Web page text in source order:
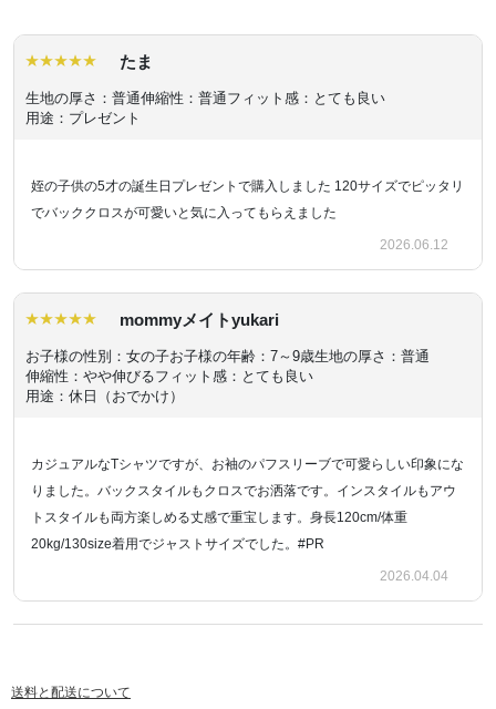
たま
生地の厚さ：普通伸縮性：普通フィット感：とても良い
用途：プレゼント
姪の子供の5才の誕生日プレゼントで購入しました 120サイズでピッタリ
でバッククロスが可愛いと気に入ってもらえました
2026.06.12
mommyメイトyukari
お子様の性別：女の子お子様の年齢：7～9歳生地の厚さ：普通
伸縮性：やや伸びるフィット感：とても良い
用途：休日（おでかけ）
カジュアルなTシャツですが、お袖のパフスリーブで可愛らしい印象にな
りました。バックスタイルもクロスでお洒落です。インスタイルもアウ
トスタイルも両方楽しめる丈感で重宝します。身長120cm/体重
20kg/130size着用でジャストサイズでした。#PR
2026.04.04
送料と配送について